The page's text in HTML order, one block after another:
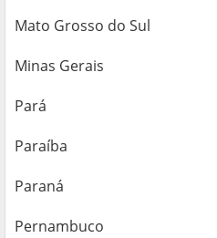
Mato Grosso do Sul
Minas Gerais
Pará
Paraíba
Paraná
Pernambuco